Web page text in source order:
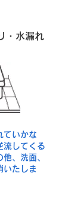
・水漏れ
ていかな
流してくる
、洗面、
いたしま